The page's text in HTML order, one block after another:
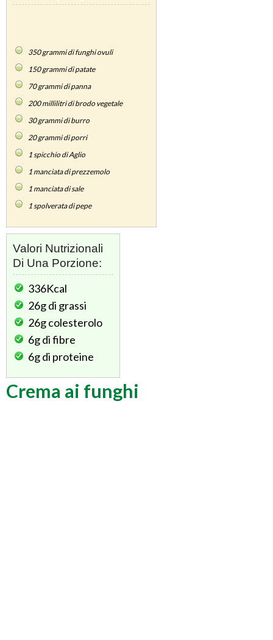
350grammi di funghi ovuli
150grammi di patate
70grammi di panna
200millilitri di brodo vegetale
30grammi di burro
20grammi di porri
1spicchio di Aglio
1 manciata di prezzemolo
1 manciata di sale
1spolverata di pepe
Valori Nutrizionali
Di Una Porzione:
336Kcal
26gdi grassi
26gcolesterolo
6gdi fibre
6gdi proteine
Crema ai funghi